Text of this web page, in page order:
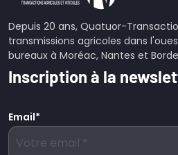
Depuis 20 ans, Quatuor-
transmissions agricoles dans
bureaux à Moréac, Nantes et
Inscription à la
Email*